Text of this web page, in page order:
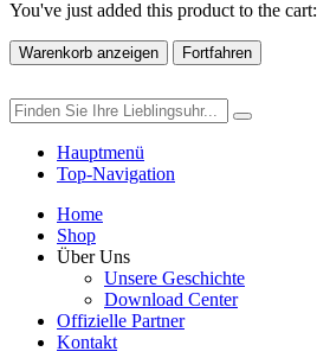
You've just added this product to the cart:
Warenkorb anzeigen Fortfahren
Hauptmenü
Top-Navigation
Home
Shop
Über Uns
Unsere Geschichte
Download Center
Offizielle Partner
Kontakt